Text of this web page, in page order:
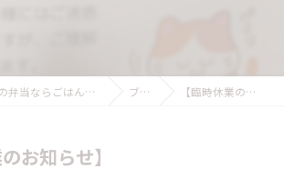
福岡県大牟田市の弁当ならごはんとおかず みけ猫屋 ブログ 【臨時休業のお知らせ】
お知らせ】